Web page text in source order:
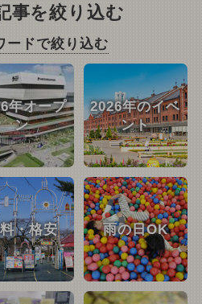
事を絞り込む
ードで絞り込む
年オープ
ン
2026年のイベ
ント
・格安 雨の日OK